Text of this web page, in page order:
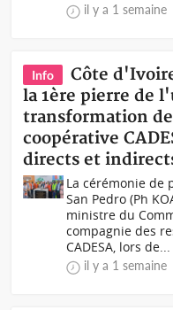
il y a 1 semaine
Info
Côte
la 1ère pierre de
transformation de
coopérative
directs et
La cérémonie de
San Pedro (Ph
ministre du
compagnie des
CADESA, lors de...
il y a 1 semaine